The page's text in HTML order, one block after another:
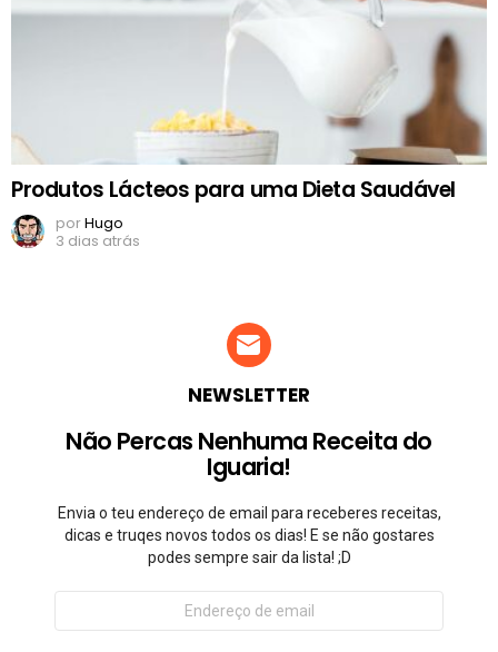
Produtos Lácteos para uma Dieta Saudável
porHugo
3 dias atrás
NEWSLETTER
Não Percas Nenhuma Receita do
Iguaria!
Envia o teu endereço de email para receberes receitas,
dicas e truqes novos todos os dias! E se não gostares
podes sempre sair da lista! ;D
Endereço
email